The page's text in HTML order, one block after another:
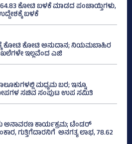
ಕೋಟಿ ಬಳಕೆ ಮಾಡದ ಪಂಚಾಯ್ತಿಗಳು,
ಬಳಕೆ
ಕೋಟಿ ಕೋಟಿ ಅನುದಾನ; ನಿಯಮಬಾಹಿರ
ಇಲ್ಲವೆಂದ ಎಜಿ
ಮಧ್ಯಮ ಬರ; ಇನ್ನೂ
ಸಚಿವ ಸಂಪುಟ ಉಪ ಸಮಿತಿ
ಅನಾವರಣ ಕಾರ್ಯಕ್ರಮ; ಟೆಂಡರ್
ಗುತ್ತಿಗೆದಾರನಿಗೆ ಅನಗತ್ಯ ಲಾಭ, 78.62